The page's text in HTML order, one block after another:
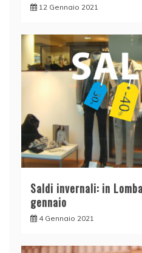
12 Gennaio 2021
Saldi invernali: in
gennaio
4 Gennaio 2021